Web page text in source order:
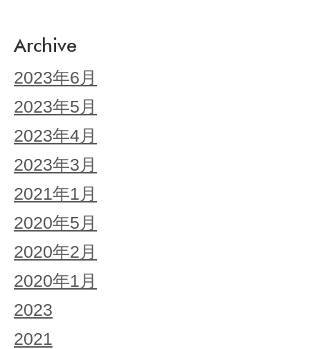
Archive
2023年6月
2023年5月
2023年4月
2023年3月
2021年1月
2020年5月
2020年2月
2020年1月
2023
2021